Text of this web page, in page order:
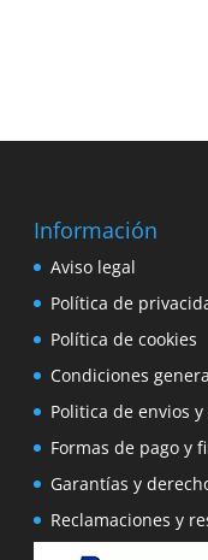
Información
Aviso legal
Política de
Política de cookies
Condiciones
Politica de envios
Formas de pago y
Garantías y
Reclamaciones y